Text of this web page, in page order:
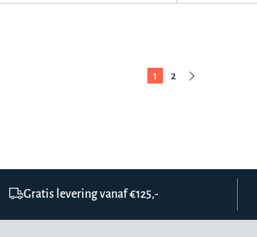
1 2
Gratis levering vanaf €125,-